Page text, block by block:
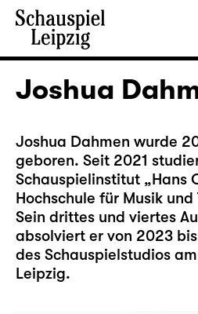
Joshua
Joshua Dahmen wurde
geboren. Seit 2021
Schauspielinstitut „Hans
Hochschule für Musik
Sein drittes und viertes
absolviert er von 2023
des Schauspielstudios
Leipzig.